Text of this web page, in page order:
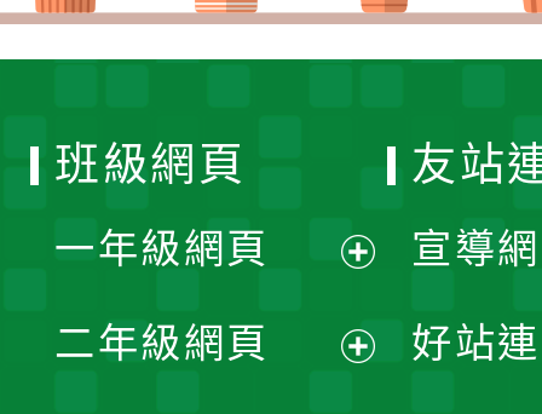
班級網頁
一年級網頁
開
二年級網頁
友站
宣導
好站